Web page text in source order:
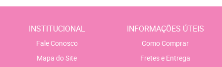
INSTITUCIONAL
Fale Conosco
Mapa do Site
INFORMAÇÕES ÚTEIS
Como Comprar
Fretes e Entrega